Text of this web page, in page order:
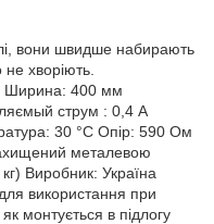
вони швидше набирають
не хворіють.
Ширина: 400 мм
струм : 0,4 А
30 °C Опір: 590 Ом
металевою
Виробник: Україна
використання при
монтується в підлогу